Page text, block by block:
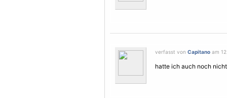
verfasst von Capitano am
hatte ich auch noch